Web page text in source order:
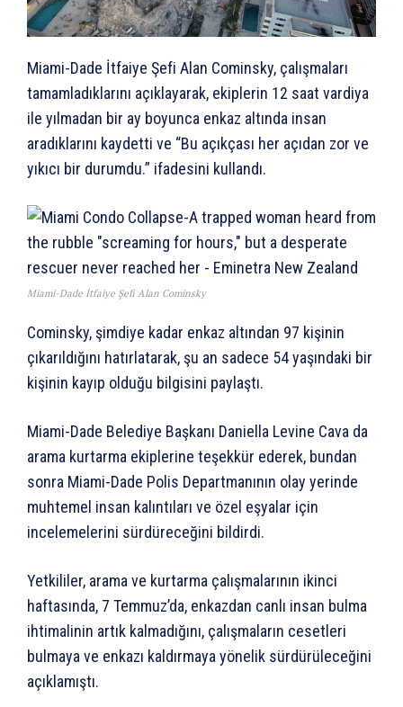
Miami-Dade İtfaiye Şefi Alan Cominsky, çalışmaları
tamamladıklarını açıklayarak, ekiplerin 12 saat vardiya
ile yılmadan bir ay boyunca enkaz altında insan
aradıklarını kaydetti ve “Bu açıkçası her açıdan zor ve
yıkıcı bir durumdu.” ifadesini kullandı.
Miami-Dade İtfaiye Şefi Alan Cominsky
Cominsky, şimdiye kadar enkaz altından 97 kişinin
çıkarıldığını hatırlatarak, şu an sadece 54 yaşındaki bir
kişinin kayıp olduğu bilgisini paylaştı.
Miami-Dade Belediye Başkanı Daniella Levine Cava da
arama kurtarma ekiplerine teşekkür ederek, bundan
sonra Miami-Dade Polis Departmanının olay yerinde
muhtemel insan kalıntıları ve özel eşyalar için
incelemelerini sürdüreceğini bildirdi.
Yetkililer, arama ve kurtarma çalışmalarının ikinci
haftasında, 7 Temmuz’da, enkazdan canlı insan bulma
ihtimalinin artık kalmadığını, çalışmaların cesetleri
bulmaya ve enkazı kaldırmaya yönelik sürdürüleceğini
açıklamıştı.